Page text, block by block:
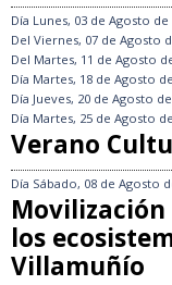
Día Lunes, 03 de Agosto de
Del Viernes, 07 de Agosto
Del Martes, 11 de Agosto
Día Martes, 18 de Agosto
Día Jueves, 20 de Agosto
Día Martes, 25 de Agosto
Verano
Día Sábado, 08 de Agosto
los
Villamuñío